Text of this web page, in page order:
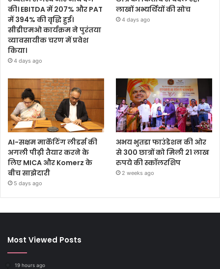
की। EBITDA में 207% और PAT
में 394% की वृद्धि हुई।
सीडीएमओ कार्यक्रम ने पुरंतया
व्यावसायीक चरण में प्रवेश
किया।
4 days ago
लाखों अभ्यर्थियों की सोच
4 days ago
AI-सक्षम मार्केटिंग लीडर्स की
अगली पीढ़ी तैयार करने के
लिए MICA और Komerz के
बीच साझेदारी
5 days ago
अभय भुतडा फाउंडेशन की ओर
से 300 छात्रों को मिली 21 लाख
रुपये की स्कॉलरशिप
2 weeks ago
Most Viewed Posts
19 hours ago